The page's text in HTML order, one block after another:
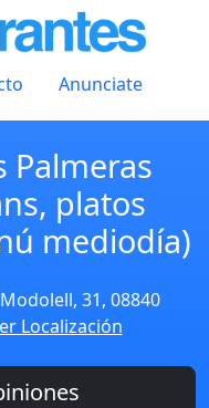
Anunciate
Palmeras
platos
mediodía)
31, 08840
Localización